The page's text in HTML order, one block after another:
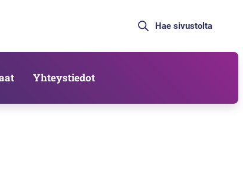
Yhteystiedot